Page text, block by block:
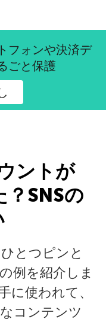
ー公式ブログ
フォンや決済デ
ごと保護
ントが
SNSの
とつピンと
例を紹介しま
に使われて、
コンテンツ